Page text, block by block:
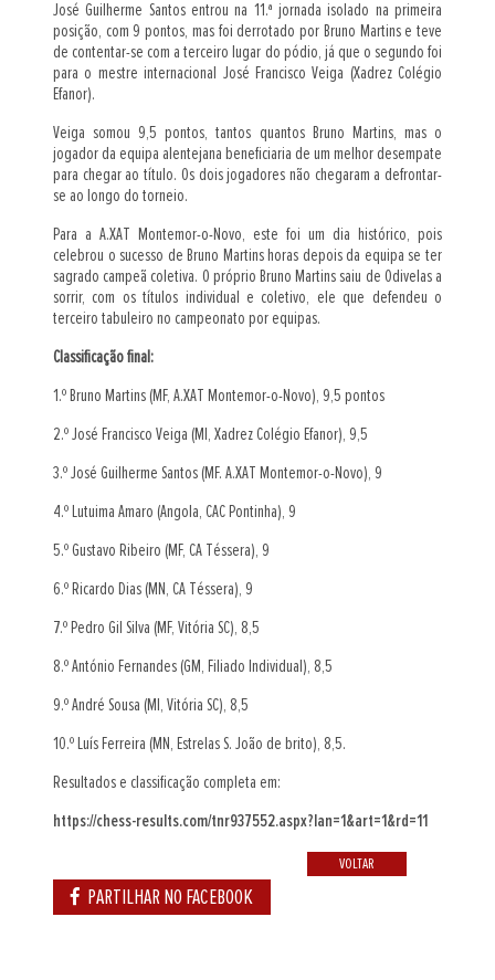
José Guilherme Santos entrou na 11.ª jornada isolado na primeira
posição, com 9 pontos, mas foi derrotado por Bruno Martins e teve
de contentar-se com a terceiro lugar do pódio, já que o segundo foi
para o mestre internacional José Francisco Veiga (Xadrez Colégio
Efanor).
Veiga somou 9,5 pontos, tantos quantos Bruno Martins, mas o
jogador da equipa alentejana beneficiaria de um melhor desempate
para chegar ao título. Os dois jogadores não chegaram a defrontar-
se ao longo do torneio.
Para a A.XAT Montemor-o-Novo, este foi um dia histórico, pois
celebrou o sucesso de Bruno Martins horas depois da equipa se ter
sagrado campeã coletiva. O próprio Bruno Martins saiu de Odivelas a
sorrir, com os títulos individual e coletivo, ele que defendeu o
terceiro tabuleiro no campeonato por equipas.
Classificação final:
1.º Bruno Martins (MF, A.XAT Montemor-o-Novo), 9,5 pontos
2.º José Francisco Veiga (MI, Xadrez Colégio Efanor), 9,5
3.º José Guilherme Santos (MF. A.XAT Montemor-o-Novo), 9
4.º Lutuima Amaro (Angola, CAC Pontinha), 9
5.º Gustavo Ribeiro (MF, CA Téssera), 9
6.º Ricardo Dias (MN, CA Téssera), 9
7.º Pedro Gil Silva (MF, Vitória SC), 8,5
8.º António Fernandes (GM, Filiado Individual), 8,5
9.º André Sousa (MI, Vitória SC), 8,5
10.º Luís Ferreira (MN, Estrelas S. João de brito), 8,5.
Resultados e classificação completa em:
https://chess-results.com/tnr937552.aspx?lan=1&art=1&rd=11
VOLTAR
PARTILHAR NO FACEBOOK